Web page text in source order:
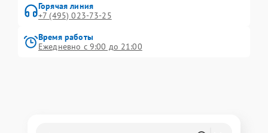
Горячая линия
+7 (495) 023-73-25
Время работы
Ежедневно с 9:00 до 21:00